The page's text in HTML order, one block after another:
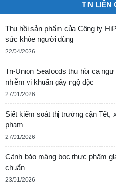
TIN LIÊN
Thu hồi sản phẩm của Công ty
sức khỏe người dùng
22/04/2026
Tri-Union Seafoods thu hồi cá
nhiễm vi khuẩn gây ngộ độc
27/01/2026
Siết kiểm soát thị trường cận Tết,
phạm
27/01/2026
Cảnh báo màng bọc thực phẩm
chuẩn
23/01/2026